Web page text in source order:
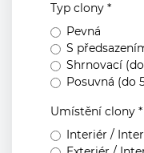
Typ clony *
Pevná
S
Shrnovací
Posuvná (do
Umístění clony *
Interiér /